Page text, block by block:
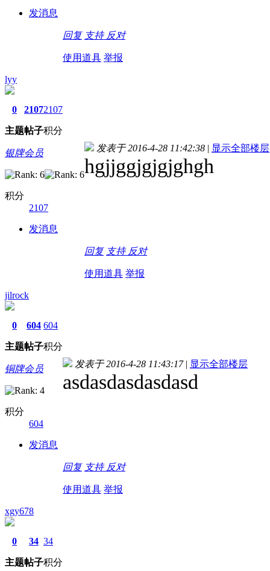
发消息
回复 支持 反对
使用道具 举报
lyy
0
主题
2107
帖子
2107
积分
银牌会员
积分
2107
发消息
发表于 2016-4-28 11:42:38 | 显示全部楼层
hgjjggjgjgjghgh
回复 支持 反对
使用道具 举报
jilrock
0
主题
604
帖子
604
积分
铜牌会员
积分
604
发消息
发表于 2016-4-28 11:43:17 | 显示全部楼层
asdasdasdasdasd
回复 支持 反对
使用道具 举报
xgy678
0
主题
34
帖子
34
积分